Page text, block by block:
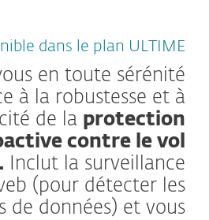
dans le plan ULTIME
en toute sérénité
à la robustesse et à
de la protection
contre le vol
Inclut la surveillance
(pour détecter les
de données) et vous